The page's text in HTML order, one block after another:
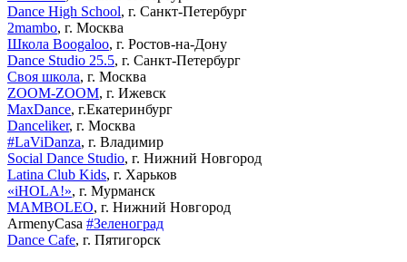
Dance High School, г. Санкт-Петербург
2mambo, г. Москва
Школа Boogaloo, г. Ростов-на-Дону
Dance Studio 25.5, г. Санкт-Петербург
Своя школа, г. Москва
ZOOM-ZOOM, г. Ижевск
MaxDance, г.Екатеринбург
Danceliker, г. Москва
#LaViDanza, г. Владимир
Social Dance Studio, г. Нижний Новгород
Latina Club Kids, г. Харьков
«iHOLA!», г. Мурманск
MAMBOLEO, г. Нижний Новгород
ArmenyCasa #Зеленоград
Dance Cafe, г. Пятигорск